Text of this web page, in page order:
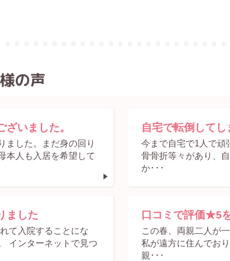
の声
いました。
ました。まだ身の回り
本人も入居を希望して
自宅で転倒して
今まで自宅で1人で頑
骨骨折等々があり、
か･･･
ました
入院することにな
インターネットで見つ
口コミで評価★5
この春、両親二人が
私が遠方に住んでお
親･･･